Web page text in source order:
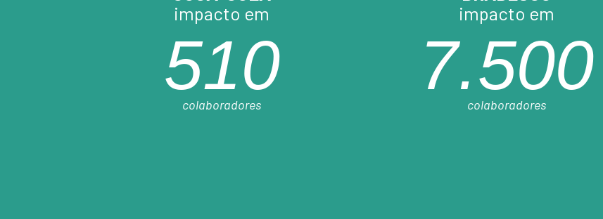
impacto em
510
colaboradores
impacto em
7.500
colaboradores